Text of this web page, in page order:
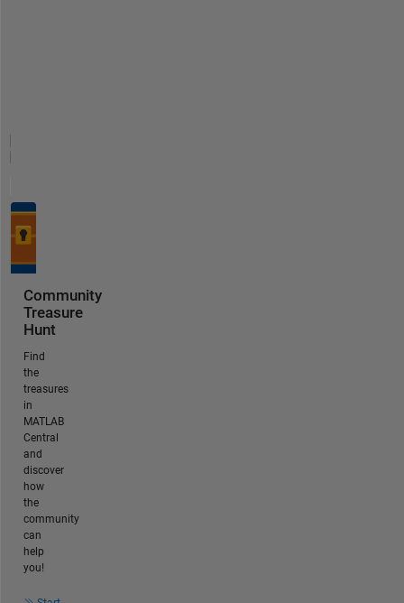
Community
Treasure
Hunt
Find
the
treasures
in
MATLAB
Central
and
discover
how
the
community
can
help
you!